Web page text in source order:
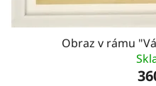
Obraz v rámu